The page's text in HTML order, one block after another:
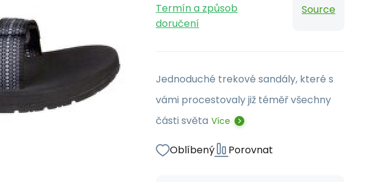
Termín a způsob
doručení
Source
Jednoduché trekové sandály, které s
vámi procestovaly již téměř všechny
části světa Více
Oblíbený Porovnat